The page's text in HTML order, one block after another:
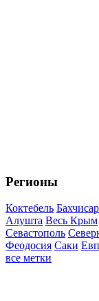
Регионы
Коктебель
Алушта Весь Крым
Севастополь
Феодосия Саки
все метки